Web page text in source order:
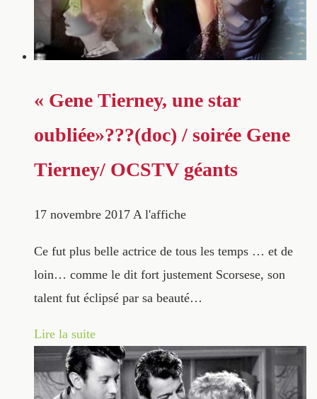
« Gene Tierney, une star
oubliée»???(doc) / soirée Gene
Tierney/ OCSTV géants
17 novembre 2017 A l'affiche
Ce fut plus belle actrice de tous les temps … et de
loin… comme le dit fort justement Scorsese, son
talent fut éclipsé par sa beauté…
Lire la suite